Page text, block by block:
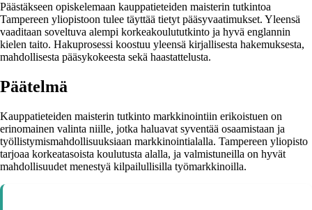
Päästäkseen opiskelemaan kauppatieteiden maisterin tutkintoa
Tampereen yliopistoon tulee täyttää tietyt pääsyvaatimukset. Yleensä
vaaditaan soveltuva alempi korkeakoulututkinto ja hyvä englannin
kielen taito. Hakuprosessi koostuu yleensä kirjallisesta hakemuksesta,
mahdollisesta pääsykokeesta sekä haastattelusta.
Päätelmä
Kauppatieteiden maisterin tutkinto markkinointiin erikoistuen on
erinomainen valinta niille, jotka haluavat syventää osaamistaan ja
työllistymismahdollisuuksiaan markkinointialalla. Tampereen yliopisto
tarjoaa korkeatasoista koulutusta alalla, ja valmistuneilla on hyvät
mahdollisuudet menestyä kilpailullisilla työmarkkinoilla.